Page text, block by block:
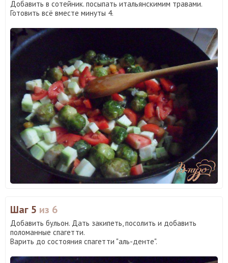
Добавить в сотейник. посыпать итальянскимим травами.
Готовить всё вместе минуты 4.
Шаг 5 из 6
Добавить бульон. Дать закипеть, посолить и добавить
поломанные спагетти.
Варить до состояния спагетти "аль-денте".